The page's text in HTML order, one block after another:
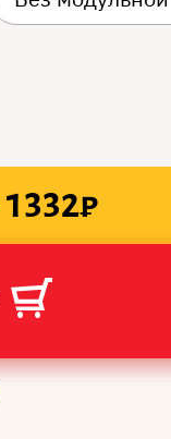
1332₽